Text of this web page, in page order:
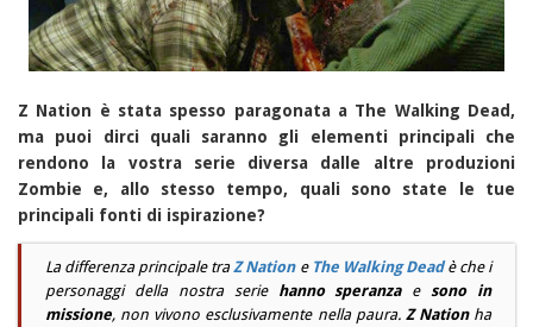
Z Nation è stata spesso paragonata a The Walking Dead,
ma puoi dirci quali saranno gli elementi principali che
rendono la vostra serie diversa dalle altre produzioni
Zombie e, allo stesso tempo, quali sono state le tue
principali fonti di ispirazione?
La differenza principale traZ Natione The Walking Deadè che i
personaggi della nostra serie hanno speranzae sono in
missione, non vivono esclusivamente nella paura. Z Nationha